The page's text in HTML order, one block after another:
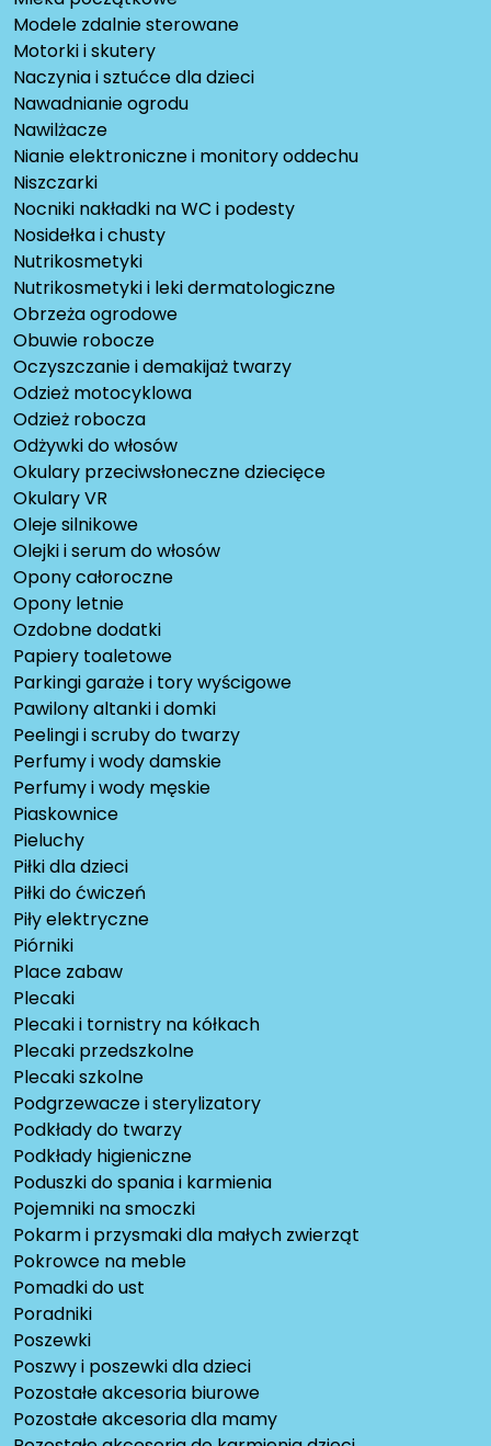
Modele zdalnie sterowane
Motorki i skutery
Naczynia i sztućce dla dzieci
Nawadnianie ogrodu
Nawilżacze
Nianie elektroniczne i monitory oddechu
Niszczarki
Nocniki nakładki na WC i podesty
Nosidełka i chusty
Nutrikosmetyki
Nutrikosmetyki i leki dermatologiczne
Obrzeża ogrodowe
Obuwie robocze
Oczyszczanie i demakijaż twarzy
Odzież motocyklowa
Odzież robocza
Odżywki do włosów
Okulary przeciwsłoneczne dziecięce
Okulary VR
Oleje silnikowe
Olejki i serum do włosów
Opony całoroczne
Opony letnie
Ozdobne dodatki
Papiery toaletowe
Parkingi garaże i tory wyścigowe
Pawilony altanki i domki
Peelingi i scruby do twarzy
Perfumy i wody damskie
Perfumy i wody męskie
Piaskownice
Pieluchy
Piłki dla dzieci
Piłki do ćwiczeń
Piły elektryczne
Piórniki
Place zabaw
Plecaki
Plecaki i tornistry na kółkach
Plecaki przedszkolne
Plecaki szkolne
Podgrzewacze i sterylizatory
Podkłady do twarzy
Podkłady higieniczne
Poduszki do spania i karmienia
Pojemniki na smoczki
Pokarm i przysmaki dla małych zwierząt
Pokrowce na meble
Pomadki do ust
Poradniki
Poszewki
Poszwy i poszewki dla dzieci
Pozostałe akcesoria biurowe
Pozostałe akcesoria dla mamy